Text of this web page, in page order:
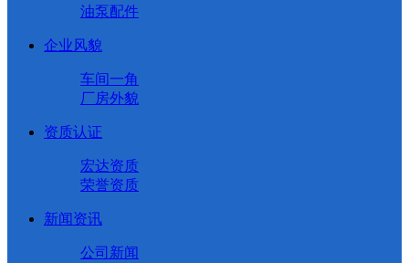
油泵配件
企业风貌
车间一角
厂房外貌
资质认证
宏达资质
荣誉资质
新闻资讯
公司新闻